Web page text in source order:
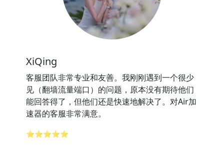
XiQing
客服团队非常专业和友善。我刚刚遇到一个很少
见（翻墙流量端口）的问题，原本没有期待他们
能回答得了，但他们还是快速地解决了。对Air加
速器的客服非常满意。
⭐⭐⭐⭐⭐